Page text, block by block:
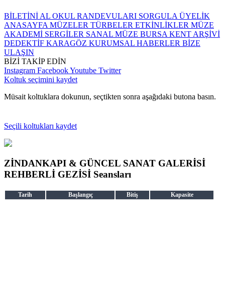
BİLETİNİ AL OKUL RANDEVULARI SORGULA ÜYELİK
ANASAYFA MÜZELER TÜRBELER ETKİNLİKLER MÜZE
AKADEMİ SERGİLER SANAL MÜZE BURSA KENT ARŞİVİ
DEDEKTİF KARAGÖZ KURUMSAL HABERLER BİZE
ULAŞIN
BİZİ TAKİP EDİN
Instagram FacebookYoutube Twitter
Koltuk seçimini kaydet
Müsait koltuklara dokunun, seçtikten sonra aşağıdaki butona basın.
Seçili koltukları kaydet
ZİNDANKAPI & GÜNCEL SANAT GALERİSİ
REHBERLİ GEZİSİ Seansları
Tarih Başlangıç Bitiş Kapasite